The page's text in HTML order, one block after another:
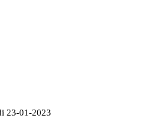
23-01-2023